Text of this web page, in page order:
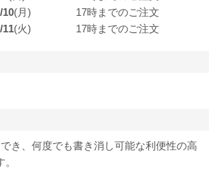
10(月)
17時までのご注文
11(火) 17時までのご注文
き、何度でも書き消し可能な利便性の高